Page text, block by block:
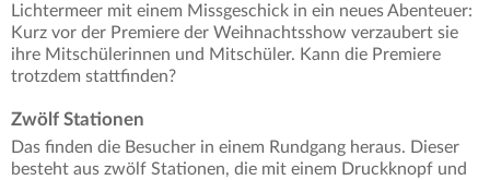
Lichtermeer mit einem Missgeschick in ein neues Abenteuer:
Kurz vor der Premiere der Weihnachtsshow verzaubert sie
ihre Mitschülerinnen und Mitschüler. Kann die Premiere
trotzdem stattfinden?
Zwölf Stationen
Das finden die Besucher in einem Rundgang heraus. Dieser
besteht aus zwölf Stationen, die mit einem Druckknopf und